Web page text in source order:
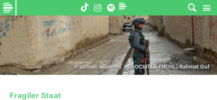
©picture alliance / ASSOCIATED PRESS | Rahmat Gul
Fragiler Staat